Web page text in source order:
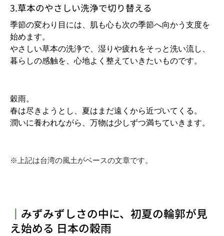
3.草本のやさしい洗浄で切り替える
季節の変わり目には、肌も心も次の季節へ向かう支度を
始めます。
やさしい草本の洗浄で、湿りや疲れをそっと洗い流し、
暮らしの感触を、心地よく整えていきたいものです。
穀雨。
春は尽きようとし、夏はまだ遠くから近づいてくる。
潤いに養われながら、万物は少しずつ満ちていきます。
※上記は台湾の風土がベースの文章です。
┃ みずみずしさの中に、初夏の輪郭が見
え始める 日本の穀雨